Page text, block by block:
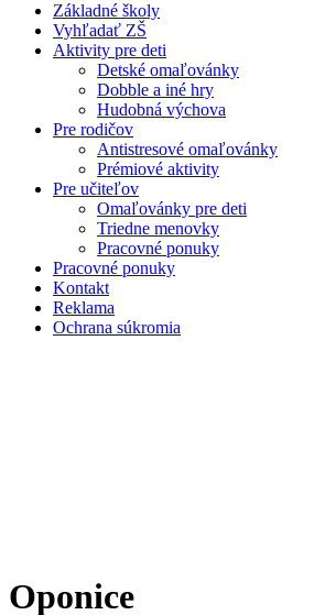
Základné školy
Vyhľadať ZŠ
Aktivity pre deti
Detské omaľovánky
Dobble a iné hry
Hudobná výchova
Pre rodičov
Antistresové omaľovánky
Prémiové aktivity
Pre učiteľov
Omaľovánky pre deti
Triedne menovky
Pracovné ponuky
Pracovné ponuky
Kontakt
Reklama
Ochrana súkromia
Oponice